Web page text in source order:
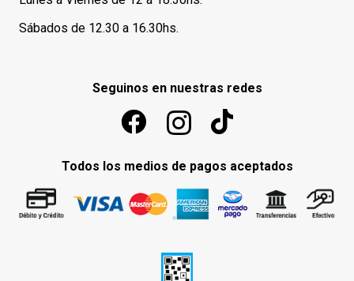
Sábados de 12.30 a 16.30hs.
Seguinos en nuestras redes
Todos los medios de pagos aceptados